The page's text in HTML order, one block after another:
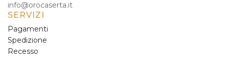
info@orocaserta.it
SERVIZI
Pagamenti
Spedizione
Recesso